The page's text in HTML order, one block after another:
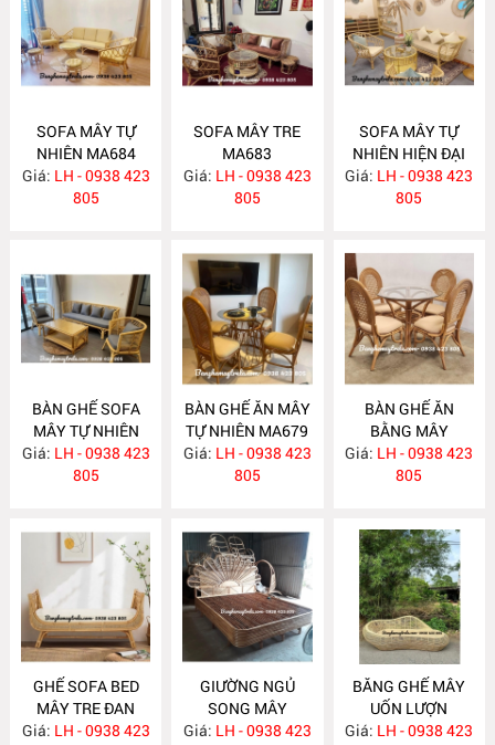
SOFA MÂY TỰ
NHIÊN MA684
Giá: LH - 0938 423
805
SOFA MÂY TRE
MA683
Giá: LH - 0938 423
805
SOFA MÂY TỰ
NHIÊN HIỆN ĐẠI
MA682
Giá: LH - 0938 423
805
BÀN GHẾ SOFA
MÂY TỰ NHIÊN
MA681
Giá: LH - 0938 423
805
BÀN GHẾ ĂN MÂY
TỰ NHIÊN MA679
Giá: LH - 0938 423
805
BÀN GHẾ ĂN
BẰNG MÂY
MA678
Giá: LH - 0938 423
805
GHẾ SOFA BED
MÂY TRE ĐAN
MA671
Giá: LH - 0938 423
GIƯỜNG NGỦ
SONG MÂY
MA670
Giá: LH - 0938 423
BĂNG GHẾ MÂY
UỐN LƯỢN
MA667
Giá: LH - 0938 423